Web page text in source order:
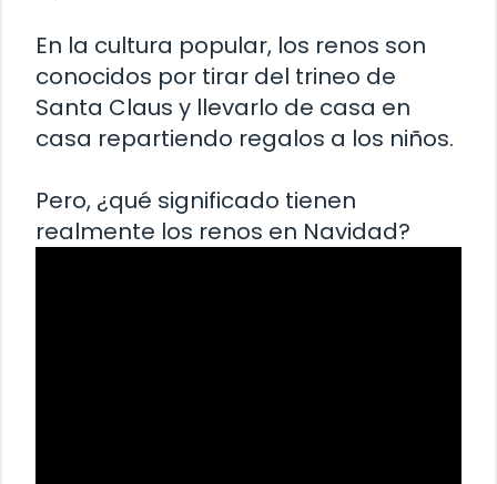
En la cultura popular, los renos son
conocidos por tirar del trineo de
Santa Claus y llevarlo de casa en
casa repartiendo regalos a los niños.
Pero, ¿qué significado tienen
realmente los renos en Navidad?